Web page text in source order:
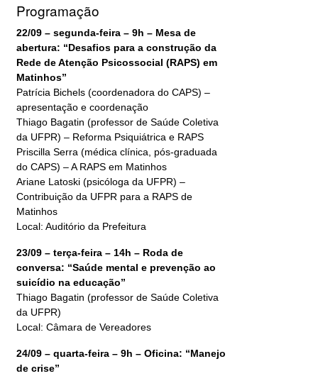
Programação
22/09 – segunda-feira – 9h – Mesa de
abertura: “Desafios para a construção da
Rede de Atenção Psicossocial (RAPS) em
Matinhos”
Patrícia Bichels (coordenadora do CAPS) –
apresentação e coordenação
Thiago Bagatin (professor de Saúde Coletiva
da UFPR) – Reforma Psiquiátrica e RAPS
Priscilla Serra (médica clínica, pós-graduada
do CAPS) – A RAPS em Matinhos
Ariane Latoski (psicóloga da UFPR) –
Contribuição da UFPR para a RAPS de
Matinhos
Local: Auditório da Prefeitura
23/09 – terça-feira – 14h – Roda de
conversa: “Saúde mental e prevenção ao
suicídio na educação”
Thiago Bagatin (professor de Saúde Coletiva
da UFPR)
Local: Câmara de Vereadores
24/09 – quarta-feira – 9h – Oficina: “Manejo
de crise”